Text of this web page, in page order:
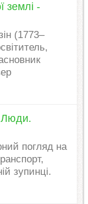
землі -
(1773–
Люди.
погляд на
зупинці.